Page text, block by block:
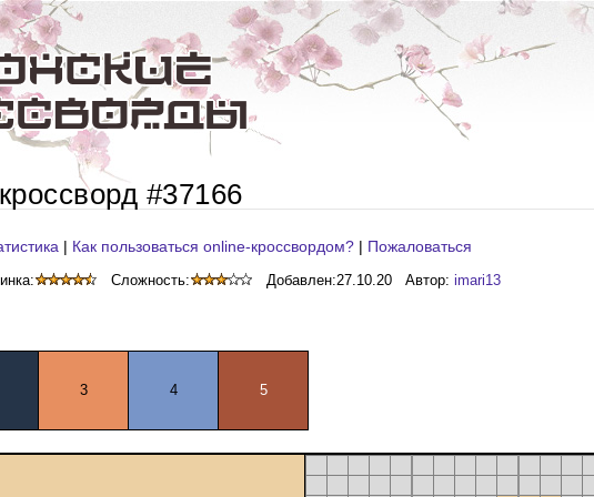
#37166
| Как пользоваться online-кроссвордом? | Пожаловаться
Сложность: Добавлен:27.10.20 Автор: imari13
3 4 5